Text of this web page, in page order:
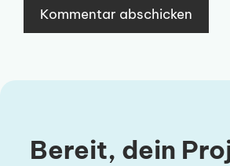
Bereit, dein